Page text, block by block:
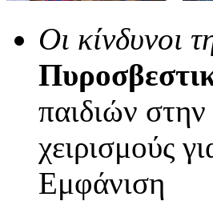
Οι κίνδυνοι
παιδιών
χειρισμούς
Εμφάνιση